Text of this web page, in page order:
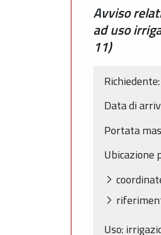
Avviso
ad uso
11)
Data di
Portata
Ubicazione
Uso: